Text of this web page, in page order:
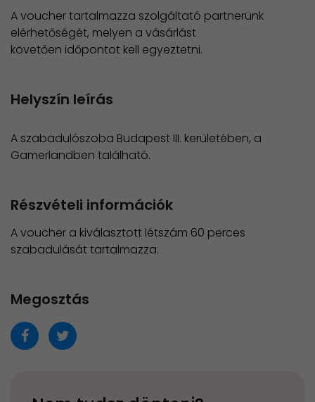
A voucher tartalmazza szolgáltató partnerünk
elérhetőségét, melyen a vásárlást
követően időpontot kell egyeztetni.
Helyszín leírás
A szabadulószoba Budapest III. kerületében, a
Gamerlandben található.
Részvételi információk
A voucher a kiválasztott létszám 60 perces
szabadulását tartalmazza.
Megosztás